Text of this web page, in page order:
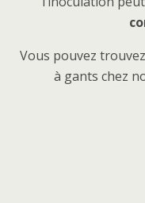
Vous pouvez
à gants chez